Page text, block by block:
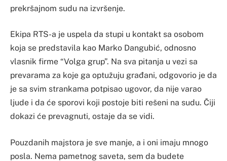
prekršajnom sudu na izvršenje.
Ekipa RTS-a je uspela da stupi u kontakt sa osobom
koja se predstavila kao Marko Dangubić, odnosno
vlasnik firme “Volga grup”. Na sva pitanja u vezi sa
prevarama za koje ga optužuju građani, odgovorio je da
je sa svim strankama potpisao ugovor, da nije varao
ljude i da će sporovi koji postoje biti rešeni na sudu. Čiji
dokazi će prevagnuti, ostaje da se vidi.
Pouzdanih majstora je sve manje, a i oni imaju mnogo
posla. Nema pametnog saveta, sem da budete